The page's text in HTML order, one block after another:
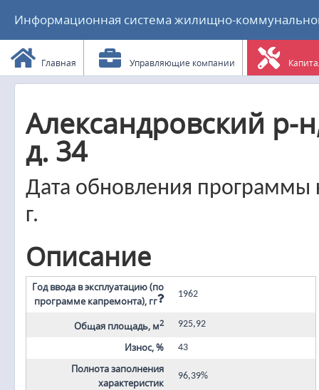
Информационная система жилищно-
Главная Управляющие компании
Александровский р-
д. 34
Дата обновления программы
г.
Описание
Год ввода в эксплуатацию (по
программе капремонта), гг
1962
Общая площадь, м2 925,92
Износ, % 43
Полнота заполнения
характеристик
96,39%